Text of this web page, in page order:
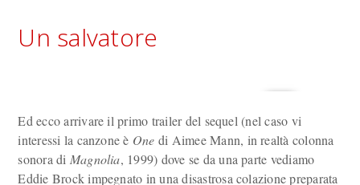
Un salvatore
Ed ecco arrivare il primo trailer del sequel (nel caso vi
interessi la canzone è One di Aimee Mann, in realtà colonna
sonora di Magnolia, 1999) dove se da una parte vediamo
Eddie Brock impegnato in una disastrosa colazione preparata